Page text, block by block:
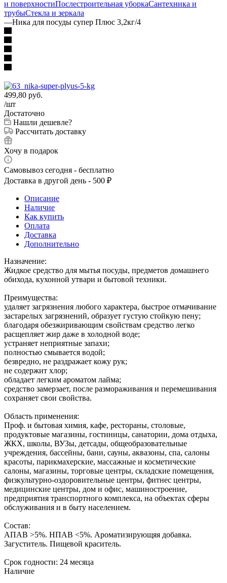
и поверхностиПослестроительная уборкаСантехника и
трубыСтекла и зеркала
—Ника для посуды супер Плюс 3,2кг/4
499,80 руб.
/шт
Достаточно
Нашли дешевле?
Рассчитать доставку
Хочу в подарок
Самовывоз сегодня - бесплатно
Доставка в другой день - 500 ₽
Описание
Наличие
Как купить
Оплата
Доставка
Дополнительно
Назначение:
Жидкое средство для мытья посуды, предметов домашнего
обихода, кухонной утвари и бытовой техники.
Преимущества:
удаляет загрязнения любого характера, быстрое отмачивание
застарелых загрязнений, образует густую стойкую пену;
благодаря обезжиривающим свойствам средство легко
расщепляет жир даже в холодной воде;
устраняет неприятные запахи;
полностью смывается водой;
безвредно, не раздражает кожу рук;
не содержит xлор;
обладает легким ароматом лайма;
средство замерзает, после размораживания и перемешивания
сохраняет свои свойства.
Область применения:
Проф. и бытовая химия, кафе, рестораны, столовые,
продуктовые магазины, гостиницы, санатории, дома отдыха,
ЖКХ, школы, ВУЗы, детсады, общеобразовательные
учреждения, бассейны, бани, сауны, аквазоны, спа, салоны
красоты, парикмахерские, массажные и косметические
салоны, магазины, торговые центры, складские помещения,
физкультурно-оздоровительные центры, фитнес центры,
медицинские центры, дом и офис, машиностроение,
предприятия транспортного комплекса, на объектах сферы
обслуживания и в быту населением.
Состав:
АПАВ >5%. НПАВ <5%. Ароматизирующяя добавка.
Загуститель. Пищевой краситель.
Срок годности: 24 месяца
Наличие